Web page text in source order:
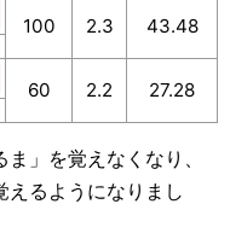
100 2.3 43.48
60 2.2 27.28
」を覚えなくなり、
えるようになりまし